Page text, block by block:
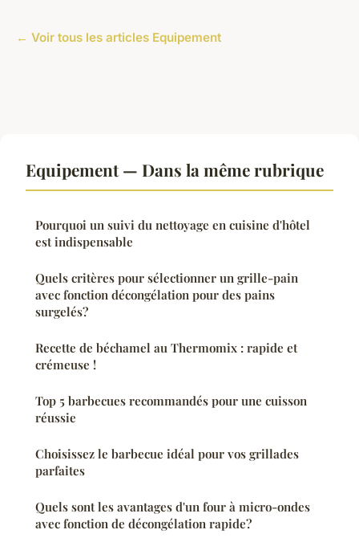
← Voir tous les articles Equipement
Equipement — Dans la même rubrique
Pourquoi un suivi du nettoyage en cuisine d'hôtel
est indispensable
Quels critères pour sélectionner un grille-pain
avec fonction décongélation pour des pains
surgelés?
Recette de béchamel au Thermomix : rapide et
crémeuse !
Top 5 barbecues recommandés pour une cuisson
réussie
Choisissez le barbecue idéal pour vos grillades
parfaites
Quels sont les avantages d'un four à micro-ondes
avec fonction de décongélation rapide?